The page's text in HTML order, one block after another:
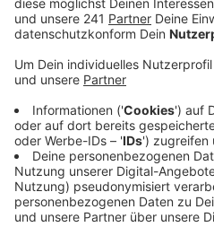
Fehlersuche.
Veröffentlicht:Donnerstag,
Anzeige
Phenol wird in der
deutlich wassergefährdend
für Wasserorganismen,